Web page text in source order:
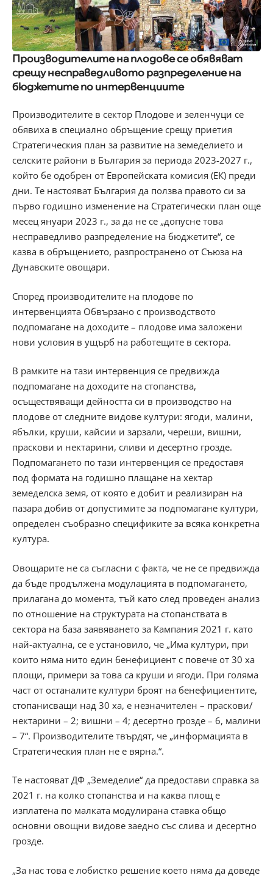
Производителите на плодове се обявяват
срещу несправедливото разпределение на
бюджетите по интервенциите
Производителите в сектор Плодове и зеленчуци се
обявиха в специално обръщение срещу приетия
Стратегическия план за развитие на земеделието и
селските райони в България за периода 2023-2027 г.,
който бе одобрен от Европейската комисия (ЕК) преди
дни. Те настояват България да ползва правото си за
първо годишно изменение на Стратегически план още
месец януари 2023 г., за да не се „допусне това
несправедливо разпределение на бюджетите“, се
казва в обръщението, разпространено от Съюза на
Дунавските овощари.
Според производителите на плодове по
интервенцията Обвързано с производството
подпомагане на доходите – плодове има заложени
нови условия в ущърб на работещите в сектора.
В рамките на тази интервенция се предвижда
подпомагане на доходите на стопанства,
осъществяващи дейността си в производство на
плодове от следните видове култури: ягоди, малини,
ябълки, круши, кайсии и зарзали, череши, вишни,
праскови и нектарини, сливи и десертно грозде.
Подпомагането по тази интервенция се предоставя
под формата на годишно плащане на хектар
земеделска земя, от която е добит и реализиран на
пазара добив от допустимите за подпомагане култури,
определен съобразно спецификите за всяка конкретна
култура.
Овощарите не са съгласни с факта, че не се предвижда
да бъде продължена модулацията в подпомагането,
прилагана до момента, тъй като след проведен анализ
по отношение на структурата на стопанствата в
сектора на база заявяването за Кампания 2021 г. като
най-актуална, се е установило, че „Има култури, при
които няма нито един бенефициент с повече от 30 ха
площи, примери за това са круши и ягоди. При голяма
част от останалите култури броят на бенефициентите,
стопанисващи над 30 ха, е незначителен – праскови/
нектарини – 2; вишни – 4; десертно грозде – 6, малини
– 7“. Производителите твърдят, че „информацията в
Стратегическия план не е вярна.“.
Те настояват ДФ „Земеделие“ да предостави справка за
2021 г. на колко стопанства и на каква площ е
изплатена по малката модулирана ставка общо
основни овощни видове заедно със слива и десертно
грозде.
„За нас това е лобистко решение което няма да доведе